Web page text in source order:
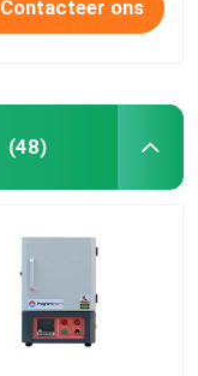
Contacteer ons
(48)